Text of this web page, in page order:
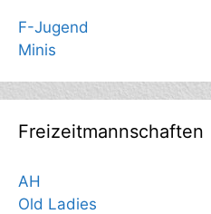
F-Jugend
Minis
Freizeitmannschaften
AH
Old Ladies